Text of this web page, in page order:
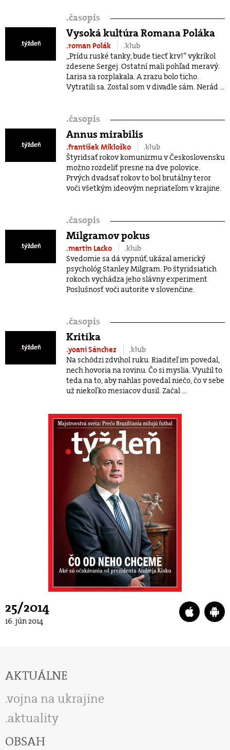
.časopis
Vysoká kultúra Romana Poláka
.roman Polák
.klub
„Prídu ruské tanky, bude tiecť krv!“ vykríkol
zdesene Sergej. Ostatní mali pohľad meravý.
Larisa sa rozplakala. A zrazu bolo ticho.
Vytratili sa. Zostal som v divadle sám. Nerád ...
.časopis
Annus mirabilis
.františek Mikloško
.klub
Štyridsať rokov komunizmu v Československu
možno rozdeliť presne na dve polovice.
Prvých dvadsať rokov to bol brutálny teror
voči všetkým ideovým nepriateľom v krajine.
.časopis
Milgramov pokus
.martin Lacko
.klub
Svedomie sa dá vypnúť, ukázal americký
psychológ Stanley Milgram. Po štyridsiatich
rokoch vychádza jeho slávny experiment
Poslušnosť voči autorite v slovenčine.
.časopis
Kritika
.yoani Sánchez
.klub
Na schôdzi zdvihol ruku. Riaditeľ im povedal,
nech hovoria na rovinu. Čo si myslia. Využil to
teda na to, aby nahlas povedal niečo, čo v sebe
už niekoľko mesiacov dusil. Začal ...
25/2014
16. jún 2014
AKTUÁLNE
vojna na ukrajine
aktuality
OBSAH